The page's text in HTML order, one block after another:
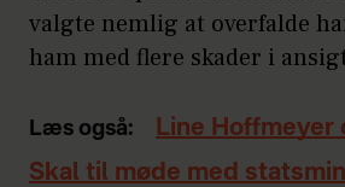
valgte nemlig at overfalde
ham med flere skader i
Læs også:
Line Hoffmeyer
Skal til møde med